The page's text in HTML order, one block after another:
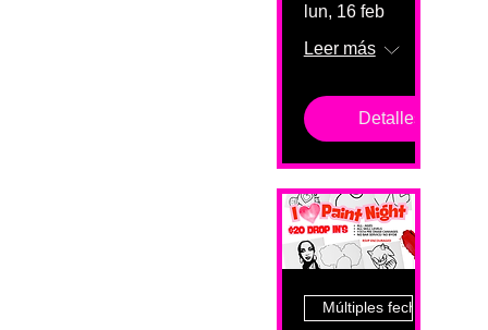
lun, 16 feb
Leer más
Detalles
Múltiples fechas